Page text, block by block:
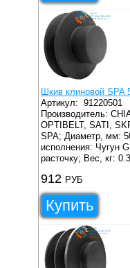
Шкив клиновой SPA
Артикул:91220501
Производитель:
OPTIBELT, SATI,
SPA; Диаметр, мм:
исполнения: Чугун
расточку; Вес, кг:
912 РУБ
Купить